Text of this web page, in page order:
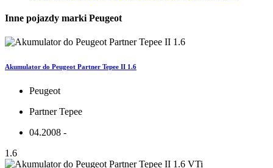
Inne pojazdy marki Peugeot
Akumulator do Peugeot Partner Tepee II 1.6
Peugeot
Partner Tepee
04.2008 -
1.6